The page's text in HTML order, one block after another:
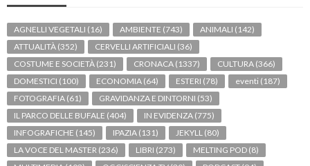
AGNELLI VEGETALI (16) AMBIENTE (743) ANIMALI (142)
ATTUALITÀ (352) CERVELLI ARTIFICIALI (36)
COSTUME E SOCIETÀ (231) CRONACA (1337) CULTURA (366)
DOMESTICI (100) ECONOMIA (64) ESTERI (78) eventi (187)
FOTOGRAFIA (61) GRAVIDANZA E DINTORNI (53)
IL PARCO DELLE BUFALE (404) IN EVIDENZA (775)
INFOGRAFICHE (145) IPAZIA (131) JEKYLL (80)
LA VOCE DEL MASTER (236) LIBRI (273) MELTING POD (8)